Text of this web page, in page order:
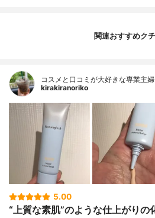
関連おすすめク
コスメと口コミが大好きな専業主婦
kirakiranoriko
5.00
“上質な素肌”のような仕上がりの